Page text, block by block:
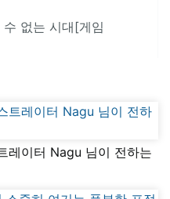
없는 시대[게임
레이터 Nagu 님이 전하는